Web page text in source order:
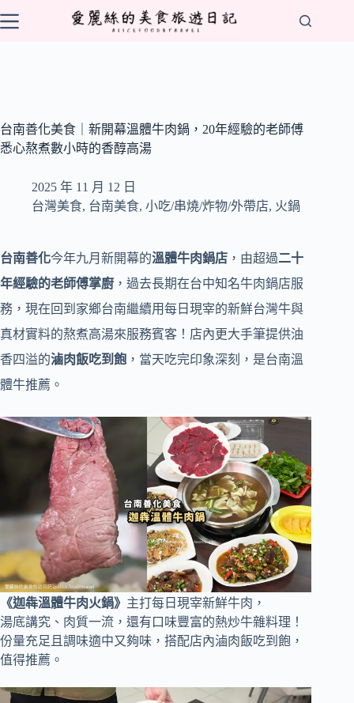
至
台南善化美食｜新開幕溫體牛肉鍋，20年經驗的老師傅
悉心熬煮數小時的香醇高湯
2025 年 11 月 12 日
台灣美食, 台南美食, 小吃/串燒/炸物/外帶店, 火鍋
台南善化今年九月新開幕的溫體牛肉鍋店 ，由超過二十
年經驗的老師傅掌廚 ，過去長期在台中知名牛肉鍋店服
務，現在回到家鄉台南繼續用每日現宰的新鮮台灣牛與
真材實料的熬煮高湯來服務賓客！店內更大手筆提供油
香四溢的滷肉飯吃到飽 ，當天吃完印象深刻，是台南溫
體牛推薦。
《迦犇溫體牛肉火鍋》 主打每日現宰新鮮牛肉，
湯底講究、肉質一流，還有口味豐富的熱炒牛雜料理！
份量充足且調味適中又夠味，搭配店內滷肉飯吃到飽，
值得推薦。